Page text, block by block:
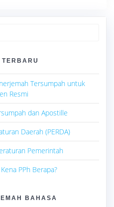
TERBARU
Tersumpah untuk
Resmi
dan Apostille
Daerah (PERDA)
Pemerintah
PPh Berapa?
BAHASA